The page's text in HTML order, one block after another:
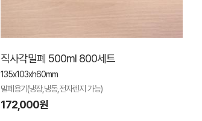
직사각밀폐 500ml 800세트
135x103xh60mm
밀폐용기(냉장,냉동,전자렌지 가능)
172,000원